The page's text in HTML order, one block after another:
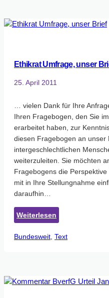
Ethikrat Umfrage, unser
25. April 2011
… vielen Dank für Ihre
Ihren Fragebogen, den Sie
erarbeitet haben, zur
diesen Fragebogen an unser
intergeschlechtlichen
weiterzuleiten. Sie möchten
Fragebogens die
mit in Ihre Stellungnahme
daraufhin…
Weiterlesen
Ethikrat
Umfrage,
Bundesweit Text